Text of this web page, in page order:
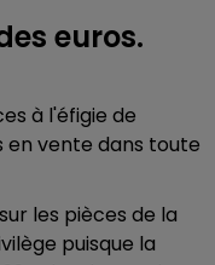
euros.
à l'éfigie de
en vente dans toute
les pièces de la
puisque la